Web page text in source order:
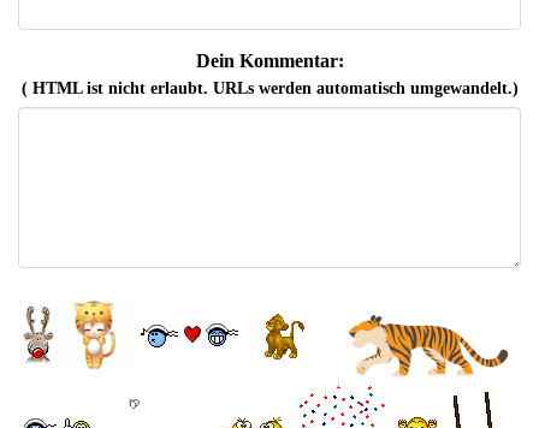
Dein Kommentar:
( HTML ist nichterlaubt. URLs werden automatisch umgewandelt.)